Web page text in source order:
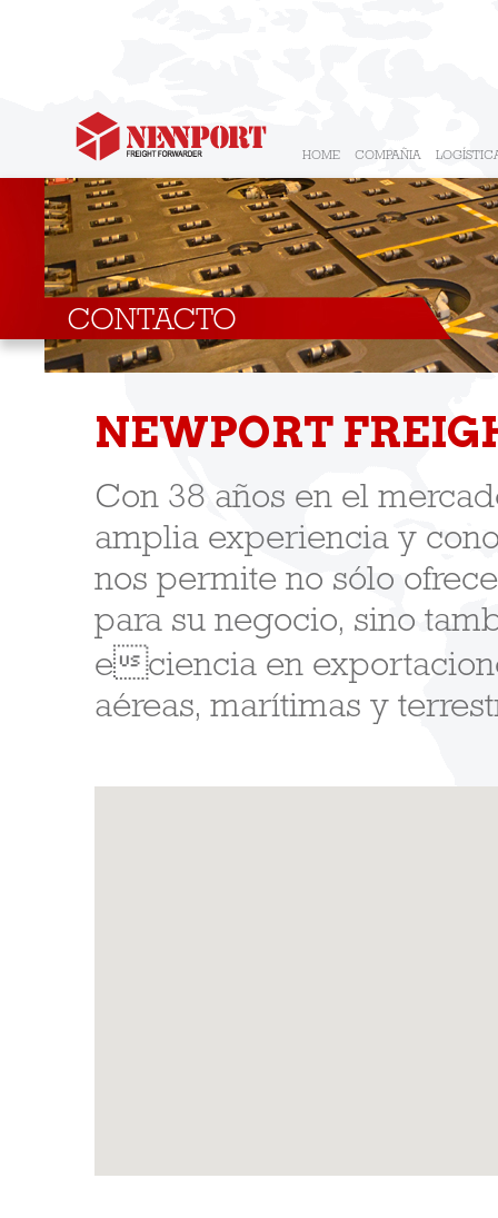
HOME COMPAÑIA
CONTACTO
NEWPORT
Con 38 años en el
amplia experiencia y
nos permite no sólo
para su negocio, sino
eciencia en
aéreas, marítimas y